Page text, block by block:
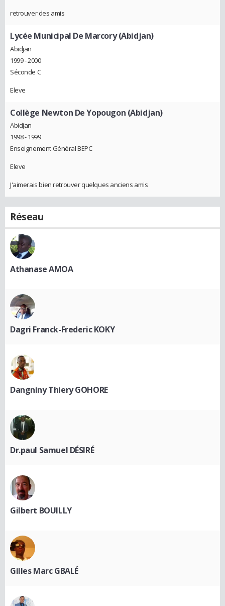
retrouver des amis
Lycée Municipal De Marcory (Abidjan)
Abidjan
1999 - 2000
Séconde C
Eleve
Collège Newton De Yopougon (Abidjan)
Abidjan
1998 - 1999
Enseignement Général BEPC
Eleve
J'aimerais bien retrouver quelques anciens amis
Réseau
Athanase AMOA
Dagri Franck-Frederic KOKY
Dangniny Thiery GOHORE
Dr.paul Samuel DÉSIRÉ
Gilbert BOUILLY
Gilles Marc GBALÉ